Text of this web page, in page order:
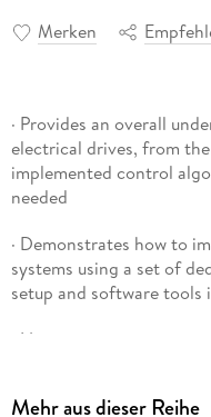
Merken
· Provides an overall
electrical drives, from
implemented control
needed
· Demonstrates how to
systems using a set of
setup and software tools
· No expert
· Enables the reader to
Mehr aus dieser Reihe